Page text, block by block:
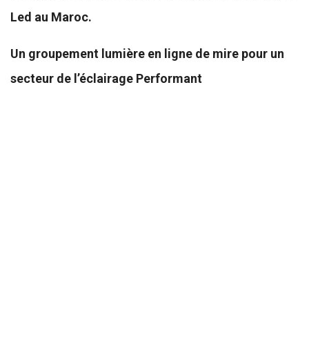
Led au Maroc.
Un groupement lumière en ligne de mire pour un
secteur de l’éclairage Performant